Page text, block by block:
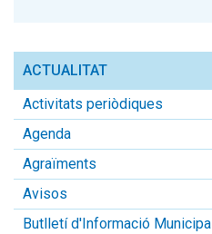
ACTUALITAT
Activitats periòdiques
Agenda
Agraïments
Avisos
Butlletí d'Informació Municipal